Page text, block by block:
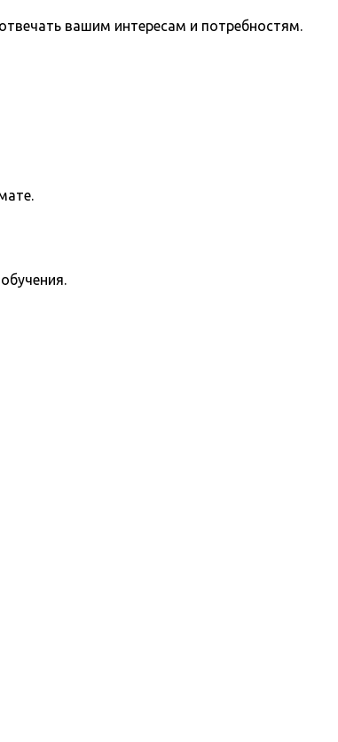
вашим интересам и потребностям.